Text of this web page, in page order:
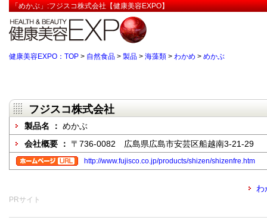
「めかぶ」:フジスコ株式会社【健康美容EXPO】
健康美容EXPO：TOP > 自然食品 > 製品 > 海藻類 > わかめ > めかぶ
フジスコ株式会社
製品名 ： めかぶ
会社概要 ： 〒736-0082 広島県広島市安芸区船越南3-21-29
http://www.fujisco.co.jp/products/shizen/shizenfre.htm
わ
PRサイト